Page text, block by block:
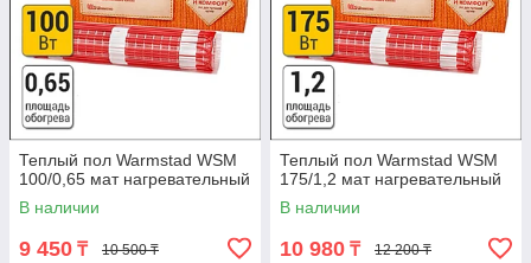
Теплый пол Warmstad WSM
100/0,65 мат нагревательный
В наличии
9 450 ₸ 10 500 ₸
Теплый пол Warmstad WSM
175/1,2 мат нагревательный
В наличии
10 980 ₸ 12 200 ₸